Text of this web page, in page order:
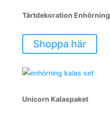
Tårtdekoration Enhörning
Shoppa här
Unicorn Kalaspaket